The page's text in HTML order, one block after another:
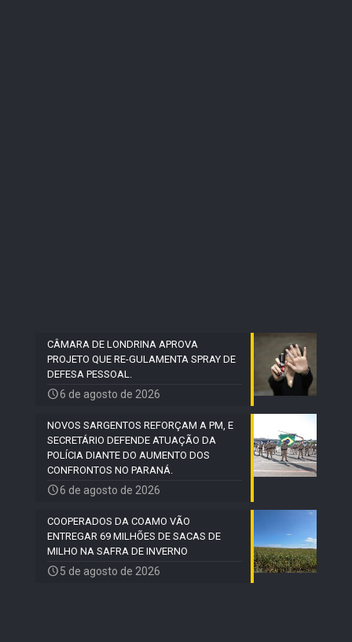
CÂMARA DE LONDRINA APROVA
PROJETO QUE RE-GULAMENTA SPRAY DE
DEFESA PESSOAL.
6 de agosto de 2026
NOVOS SARGENTOS REFORÇAM A PM, E
SECRETÁRIO DEFENDE ATUAÇÃO DA
POLÍCIA DIANTE DO AUMENTO DOS
CONFRONTOS NO PARANÁ.
6 de agosto de 2026
COOPERADOS DA COAMO VÃO
ENTREGAR 69 MILHÕES DE SACAS DE
MILHO NA SAFRA DE INVERNO
5 de agosto de 2026